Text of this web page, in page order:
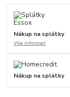
Nákup na splátky
Více informací
Nákup na splátky